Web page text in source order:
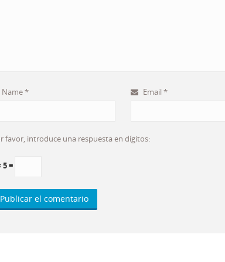
Name* Email *
favor, introduce una respuesta en dígitos:
5 =